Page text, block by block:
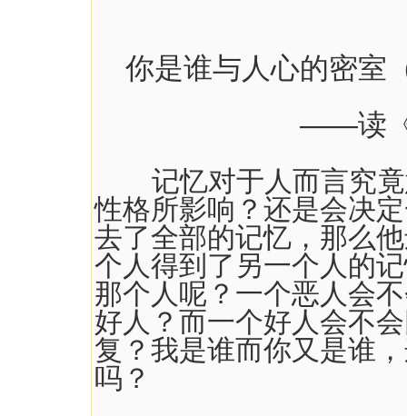
你是谁与人心的密室
——读
记忆对于人而言究竟
性格所影响？还是会决
去了全部的记忆，那么
个人得到了另一个人的
那个人呢？一个恶人会
好人？而一个好人会不
复？我是谁而你又是谁
吗？